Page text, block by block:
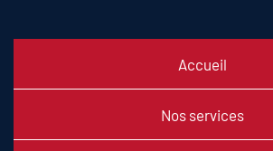
Accueil
Nos services